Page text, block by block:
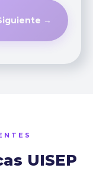
→
UISEP